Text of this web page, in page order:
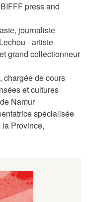
press and
journaliste
- artiste
grand collectionneur
chargée de cours
et cultures
Namur
spécialisée
Province,